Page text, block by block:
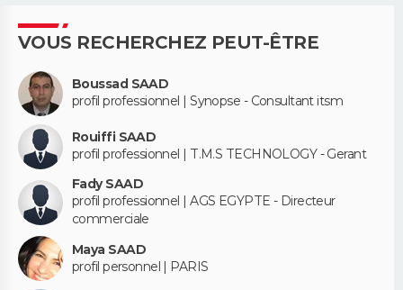
VOUS RECHERCHEZ PEUT-ÊTRE
Boussad SAAD
profil professionnel | Synopse - Consultant itsm
Rouiffi SAAD
profil professionnel | T.M.S TECHNOLOGY - Gerant
Fady SAAD
profil professionnel | AGS EGYPTE - Directeur
commerciale
Maya SAAD
profil personnel | PARIS